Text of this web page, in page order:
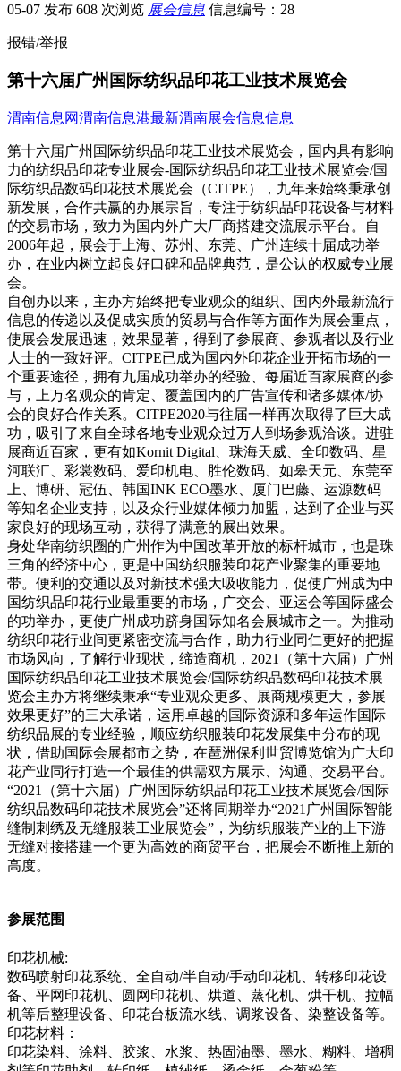
05-07 发布 608 次浏览 展会信息 信息编号：28
报错/举报
第十六届广州国际纺织品印花工业技术展览会
渭南信息网渭南信息港最新渭南展会信息信息
第十六届广州国际纺织品印花工业技术展览会，国内具有影响
力的纺织品印花专业展会-国际纺织品印花工业技术展览会/国
际纺织品数码印花技术展览会（CITPE），九年来始终秉承创
新发展，合作共赢的办展宗旨，专注于纺织品印花设备与材料
的交易市场，致力为国内外广大厂商搭建交流展示平台。自
2006年起，展会于上海、苏州、东莞、广州连续十届成功举
办，在业内树立起良好口碑和品牌典范，是公认的权威专业展
会。
自创办以来，主办方始终把专业观众的组织、国内外最新流行
信息的传递以及促成实质的贸易与合作等方面作为展会重点，
使展会发展迅速，效果显著，得到了参展商、参观者以及行业
人士的一致好评。CITPE已成为国内外印花企业开拓市场的一
个重要途径，拥有九届成功举办的经验、每届近百家展商的参
与，上万名观众的肯定、覆盖国内的广告宣传和诸多媒体/协
会的良好合作关系。CITPE2020与往届一样再次取得了巨大成
功，吸引了来自全球各地专业观众过万人到场参观洽谈。进驻
展商近百家，更有如Kornit Digital、珠海天威、全印数码、星
河联汇、彩裳数码、爱印机电、胜伦数码、如皋天元、东莞至
上、博研、冠伍、韩国INK ECO墨水、厦门巴藤、运源数码
等知名企业支持，以及众行业媒体倾力加盟，达到了企业与买
家良好的现场互动，获得了满意的展出效果。
身处华南纺织圈的广州作为中国改革开放的标杆城市，也是珠
三角的经济中心，更是中国纺织服装印花产业聚集的重要地
带。便利的交通以及对新技术强大吸收能力，促使广州成为中
国纺织品印花行业最重要的市场，广交会、亚运会等国际盛会
的功举办，更使广州成功跻身国际知名会展城市之一。为推动
纺织印花行业间更紧密交流与合作，助力行业同仁更好的把握
市场风向，了解行业现状，缔造商机，2021（第十六届）广州
国际纺织品印花工业技术展览会/国际纺织品数码印花技术展
览会主办方将继续秉承“专业观众更多、展商规模更大，参展
效果更好”的三大承诺，运用卓越的国际资源和多年运作国际
纺织品展的专业经验，顺应纺织服装印花发展集中分布的现
状，借助国际会展都市之势，在琶洲保利世贸博览馆为广大印
花产业同行打造一个最佳的供需双方展示、沟通、交易平台。
“2021（第十六届）广州国际纺织品印花工业技术展览会/国际
纺织品数码印花技术展览会”还将同期举办“2021广州国际智能
缝制刺绣及无缝服装工业展览会”，为纺织服装产业的上下游
无缝对接搭建一个更为高效的商贸平台，把展会不断推上新的
高度。
参展范围
印花机械:
数码喷射印花系统、全自动/半自动/手动印花机、转移印花设
备、平网印花机、圆网印花机、烘道、蒸化机、烘干机、拉幅
机等后整理设备、印花台板流水线、调浆设备、染整设备等。
印花材料：
印花染料、涂料、胶浆、水浆、热固油墨、墨水、糊料、增稠